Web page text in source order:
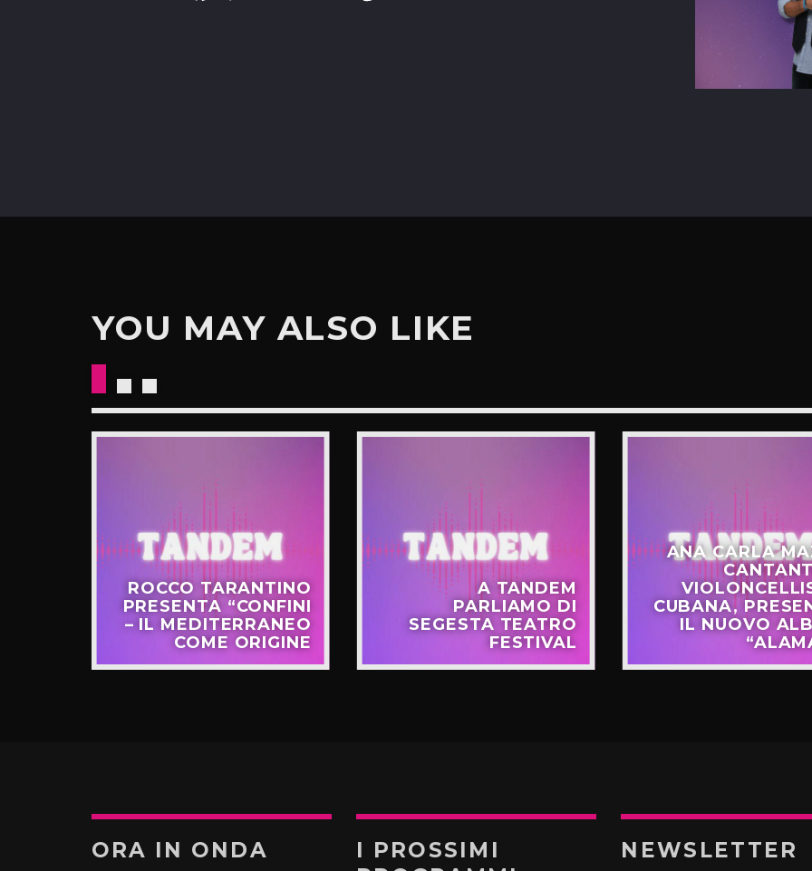
YOU MAY ALSO LIKE
ROCCO TARANTINO
PRESENTA “CONFINI
– IL MEDITERRANEO
COME ORIGINE
A TANDEM
PARLIAMO DI
SEGESTA TEATRO
FESTIVAL
ANA CARLA
CUBANA,
IL NUOVO
ORA IN ONDA
I PROSSIMI
NEWSLETTER